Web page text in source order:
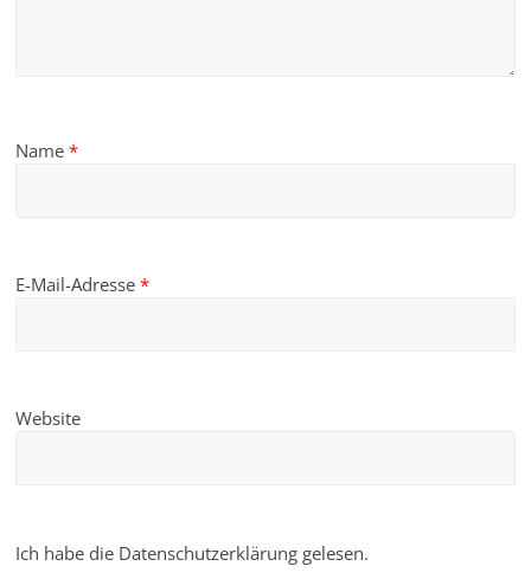
Name*
E-Mail-Adresse*
Website
Ich habe die Datenschutzerklärung gelesen.